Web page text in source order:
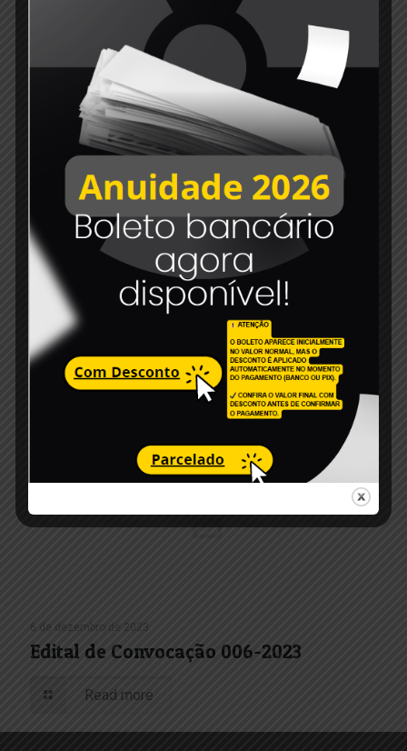
2 de janeiro de 2024
Edital de Convocação 009 -2023
Read more
6 de dezembro de 2023
Edital de convocação 007-2023
6 de dezembro de 2023
Edital de Convocação 006-2023
Read more